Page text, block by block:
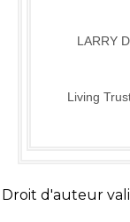
LARRY
Living
Droit d'auteur